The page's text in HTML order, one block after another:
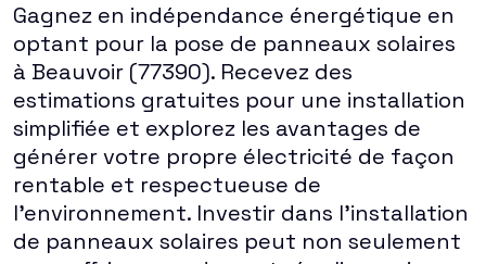
Gagnez en indépendance énergétique en
optant pour la pose de panneaux solaires
à Beauvoir (77390). Recevez des
estimations gratuites pour une installation
simplifiée et explorez les avantages de
générer votre propre électricité de façon
rentable et respectueuse de
l'environnement. Investir dans l'installation
de panneaux solaires peut non seulement